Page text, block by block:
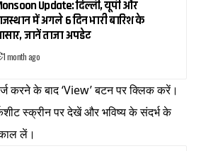
Update: दिल्ली, यूपी और
में अगले 6 दिन भारी बारिश के
जानें ताजा अपडेट
1 month ago
करने के बाद ‘View’ बटन पर क्लिक करें।
स्क्रीन पर देखें और भविष्य के संदर्भ के
लें।